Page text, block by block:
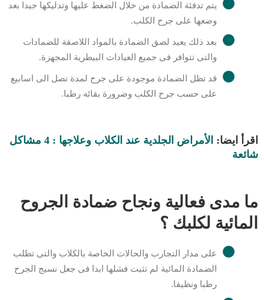
يتم تدفئة الضمادة من خلال الضغط عليها وتدليكها جيدا بعد
وضعها على جرح الكلب.
بعد ذلك يعيد لصق الضمادة بالمواد اللاصقة للضمادات
والتى تتوافر فى جميع العيادات البيطرية المجهزة.
قد تظل الضمادة موجودة على جرح لمدة تصل الى اسابيع
على حسب جرح الكلب وضرورة بقائه رطبا.
اقرأ ايضا:
الأمراض الجلدية عند الكلاب وعلاجها : 4 مشاكل
شائعة
ما مدى فعالية ونجاح ضمادة الجروح
المائية لكلبك ؟
على مدار التجارب والحالات الخاصة بالكلاب والتى تطلب
الضمادة المائية لم تثبت فشلها ابدا فى جعل نسيج الجرح
رطبا ونظيفا.